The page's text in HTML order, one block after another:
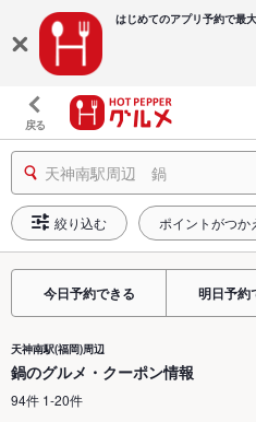
はじめてのアプリ予約で最大
戻る
天神南駅周辺 鍋
絞り込む ポイントがつか
今日予約できる 明日予約
天神南駅(福岡)周辺
鍋のグルメ・クーポン情報
94件 1-20件